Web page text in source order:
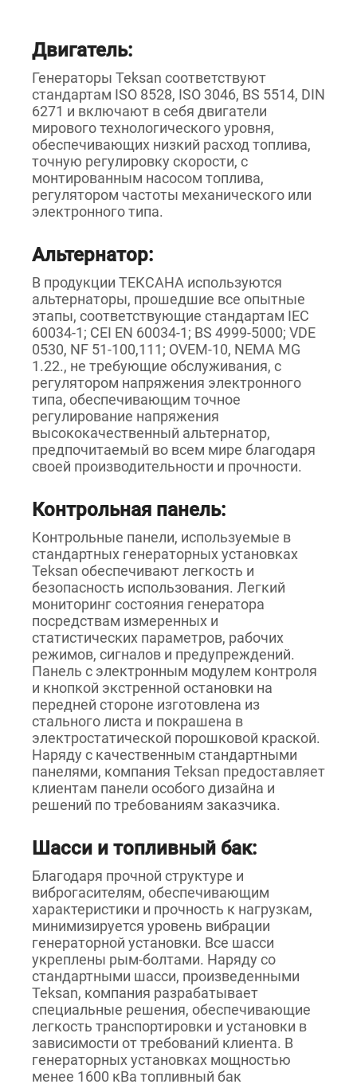
Двигатель:
Генераторы Teksan соответствуют
стандартам ISO 8528, ISO 3046, BS 5514, DIN
6271 и включают в себя двигатели
мирового технологического уровня,
обеспечивающих низкий расход топлива,
точную регулировку скорости, с
монтированным насосом топлива,
регулятором частоты механического или
электронного типа.
Альтернатор:
В продукции ТЕКСАНА используются
альтернаторы, прошедшие все опытные
этапы, соответствующие стандартам IEC
60034-1; CEI EN 60034-1; BS 4999-5000; VDE
0530, NF 51-100,111; OVEM-10, NEMA MG
1.22., не требующие обслуживания, с
регулятором напряжения электронного
типа, обеспечивающим точное
регулирование напряжения
высококачественный альтернатор,
предпочитаемый во всем мире благодаря
своей производительности и прочности.
Контрольная панель:
Контрольные панели, используемые в
стандартных генераторных установках
Teksan обеспечивают легкость и
безопасность использования. Легкий
мониторинг состояния генератора
посредствам измеренных и
статистических параметров, рабочих
режимов, сигналов и предупреждений.
Панель с электронным модулем контроля
и кнопкой экстренной остановки на
передней стороне изготовлена из
стального листа и покрашена в
электростатической порошковой краской.
Наряду с качественным стандартными
панелями, компания Teksan предоставляет
клиентам панели особого дизайна и
решений по требованиям заказчика.
Шасси и топливный бак:
Благодаря прочной структуре и
виброгасителям, обеспечивающим
характеристики и прочность к нагрузкам,
минимизируется уровень вибрации
генераторной установки. Все шасси
укреплены рым-болтами. Наряду со
стандартными шасси, произведенными
Teksan, компания разрабатывает
специальные решения, обеспечивающие
легкость транспортировки и установки в
зависимости от требований клиента. В
генераторных установках мощностью
менее 1600 кВа топливный бак